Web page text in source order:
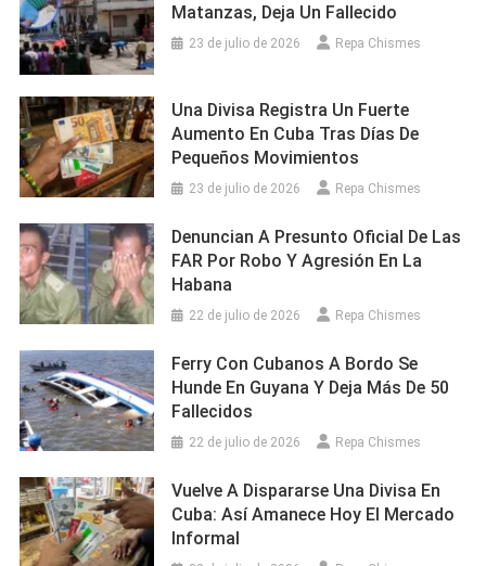
Matanzas, Deja Un Fallecido
23 de julio de 2026 Repa Chismes
Una Divisa Registra Un Fuerte
Aumento En Cuba Tras Días De
Pequeños Movimientos
23 de julio de 2026 Repa Chismes
Denuncian A Presunto Oficial De Las
FAR Por Robo Y Agresión En La
Habana
22 de julio de 2026 Repa Chismes
Ferry Con Cubanos A Bordo Se
Hunde En Guyana Y Deja Más De 50
Fallecidos
22 de julio de 2026 Repa Chismes
Vuelve A Dispararse Una Divisa En
Cuba: Así Amanece Hoy El Mercado
Informal